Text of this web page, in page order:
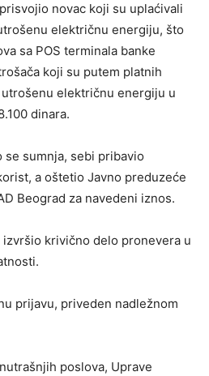
novac koji su uplaćivali
električnu energiju, što
sa POS terminala banke
koji su putem platnih
električnu energiju u
dinara.
se sumnja, sebi pribavio
a oštetio Javno preduzeće
Beograd za navedeni iznos.
izvršio krivično delo pronevera u
prijavu, priveden nadležnom
poslova, Uprave